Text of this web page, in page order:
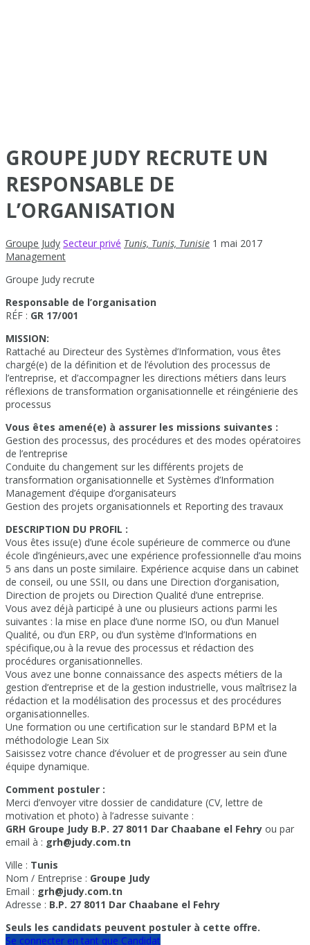
GROUPE JUDY RECRUTE UN
RESPONSABLE DE
L’ORGANISATION
Groupe Judy Secteur privé Tunis, Tunis, Tunisie 1 mai 2017
Management
Groupe Judy recrute
Responsable de l’organisation
RÉF : GR 17/001
MISSION:
Rattaché au Directeur des Systèmes d’Information, vous êtes
chargé(e) de la définition et de l’évolution des processus de
l’entreprise, et d’accompagner les directions métiers dans leurs
réflexions de transformation organisationnelle et réingénierie des
processus
Vous êtes amené(e) à assurer les missions suivantes :
Gestion des processus, des procédures et des modes opératoires
de l’entreprise
Conduite du changement sur les différents projets de
transformation organisationnelle et Systèmes d’Information
Management d’équipe d’organisateurs
Gestion des projets organisationnels et Reporting des travaux
DESCRIPTION DU PROFIL :
Vous êtes issu(e) d’une école supérieure de commerce ou d’une
école d’ingénieurs,avec une expérience professionnelle d’au moins
5 ans dans un poste similaire. Expérience acquise dans un cabinet
de conseil, ou une SSII, ou dans une Direction d’organisation,
Direction de projets ou Direction Qualité d’une entreprise.
Vous avez déjà participé à une ou plusieurs actions parmi les
suivantes : la mise en place d’une norme ISO, ou d’un Manuel
Qualité, ou d’un ERP, ou d’un système d’Informations en
spécifique,ou à la revue des processus et rédaction des
procédures organisationnelles.
Vous avez une bonne connaissance des aspects métiers de la
gestion d’entreprise et de la gestion industrielle, vous maîtrisez la
rédaction et la modélisation des processus et des procédures
organisationnelles.
Une formation ou une certification sur le standard BPM et la
méthodologie Lean Six
Saisissez votre chance d’évoluer et de progresser au sein d’une
équipe dynamique.
Comment postuler :
Merci d’envoyer vitre dossier de candidature (CV, lettre de
motivation et photo) à l’adresse suivante :
GRH Groupe Judy B.P. 27 8011 Dar Chaabane el Fehry ou par
email à : grh@judy.com.tn
Ville : Tunis
Nom / Entreprise : Groupe Judy
Email : grh@judy.com.tn
Adresse : B.P. 27 8011 Dar Chaabane el Fehry
Seuls les candidats peuvent postuler à cette offre.
Se connecter en tant que Candidat